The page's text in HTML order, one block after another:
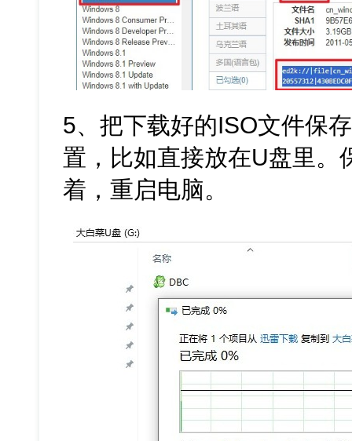
5、把下载好的ISO文件保
置，比如直接放在U盘里。
着，重启电脑。